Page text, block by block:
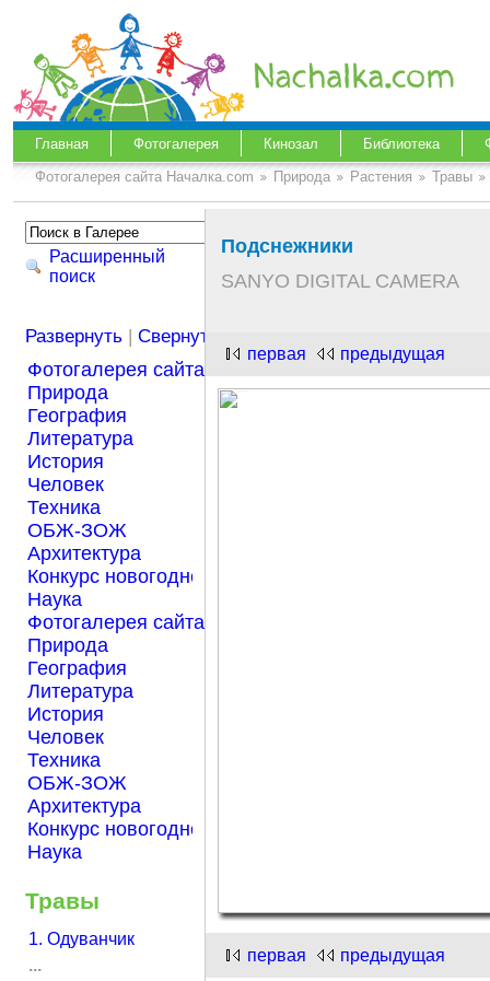
Главная Фотогалерея Кинозал Библиотека
Фотогалерея сайта Началка.com Природа Растения Травы
Расширенный
поиск
Развернуть |Свернуть
Фотогалерея сайта Началка.com
Природа
География
Литература
История
Человек
Техника
ОБЖ-ЗОЖ
Архитектура
Конкурс новогодней открытки "Нарисуем Новый
Наука
Фотогалерея сайта Началка.com
Природа
География
Литература
История
Человек
Техника
ОБЖ-ЗОЖ
Архитектура
Конкурс новогодней открытки "Нарисуем Новый
Наука
Травы
1. Одуванчик
...
Подснежники
SANYO DIGITAL CAMERA
первая предыдущая
первая предыдущая